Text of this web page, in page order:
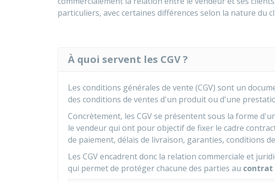
particuliers, avec certaines différences selon la nature du
À quoi servent les CGV ?
Les conditions générales de vente (CGV) sont un
des conditions de ventes d'un produit ou d'une
Concrètement, les CGVse présentent sous la forme
le vendeur qui ont pour objectif de fixer le cadre
de paiement, délais de livraison, garanties, conditions
Les CGV encadrent donc la relation commerciale et
qui permet de protéger chacune des parties au contrat